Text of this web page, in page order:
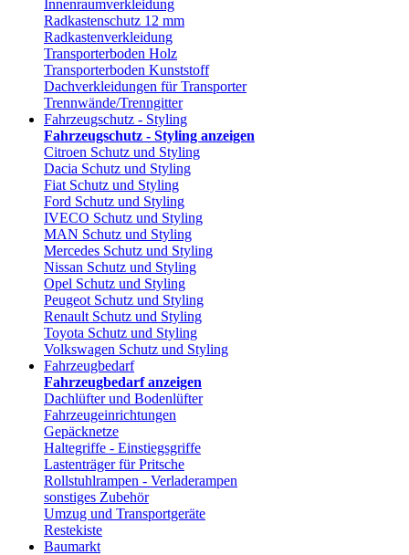
Innenraumverkleidung
Radkastenschutz 12 mm
Radkastenverkleidung
Transporterboden Holz
Transporterboden Kunststoff
Dachverkleidungen für Transporter
Trennwände/Trenngitter
Fahrzeugschutz - Styling
Fahrzeugschutz - Styling anzeigen
Citroen Schutz und Styling
Dacia Schutz und Styling
Fiat Schutz und Styling
Ford Schutz und Styling
IVECO Schutz und Styling
MAN Schutz und Styling
Mercedes Schutz und Styling
Nissan Schutz und Styling
Opel Schutz und Styling
Peugeot Schutz und Styling
Renault Schutz und Styling
Toyota Schutz und Styling
Volkswagen Schutz und Styling
Fahrzeugbedarf
Fahrzeugbedarf anzeigen
Dachlüfter und Bodenlüfter
Fahrzeugeinrichtungen
Gepäcknetze
Haltegriffe - Einstiegsgriffe
Lastenträger für Pritsche
Rollstuhlrampen - Verladerampen
sonstiges Zubehör
Umzug und Transportgeräte
Restekiste
Baumarkt